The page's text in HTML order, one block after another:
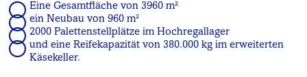
Eine Gesamtfläche von 3960 m²
ein Neubau von 960 m²
2000 Palettenstellplätze im Hochregallager
und eine Reifekapazität von 380.000 kg im erweiterten
Käsekeller.